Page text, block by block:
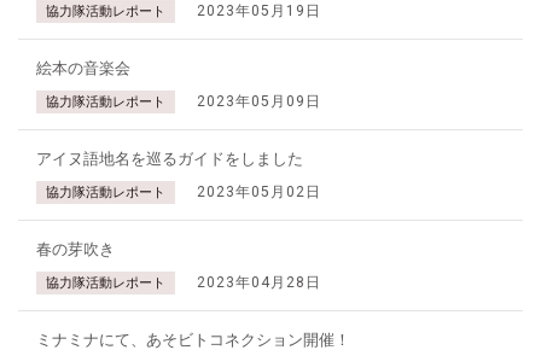
協力隊活動レポート 2023年05月19日
絵本の音楽会
協力隊活動レポート 2023年05月09日
アイヌ語地名を巡るガイドをしました
協力隊活動レポート 2023年05月02日
春の芽吹き
協力隊活動レポート 2023年04月28日
ミナミナにて、あそビトコネクション開催！